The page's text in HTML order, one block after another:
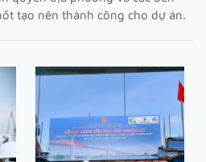
tạo nên thành công cho dự án.